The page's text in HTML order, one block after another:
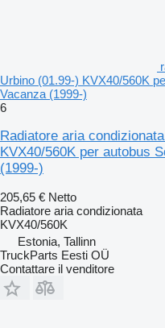
Urbino (01.99-) KVX40/560K
Vacanza (1999-)
6
Radiatore aria
KVX40/560K per autobus
(1999-)
205,65 € Netto
Radiatore aria condizionata
KVX40/560K
Estonia, Tallinn
TruckParts Eesti OÜ
Contattare il venditore